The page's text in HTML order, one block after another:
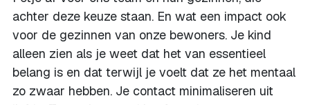
achter deze keuze staan. En wat een impact ook
voor de gezinnen van onze bewoners. Je kind
alleen zien als je weet dat het van essentieel
belang is en dat terwijl je voelt dat ze het mentaal
zo zwaar hebben. Je contact minimaliseren uit